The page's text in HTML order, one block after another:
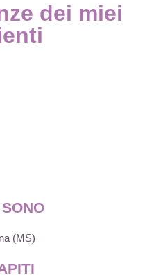
dei miei
(MS)